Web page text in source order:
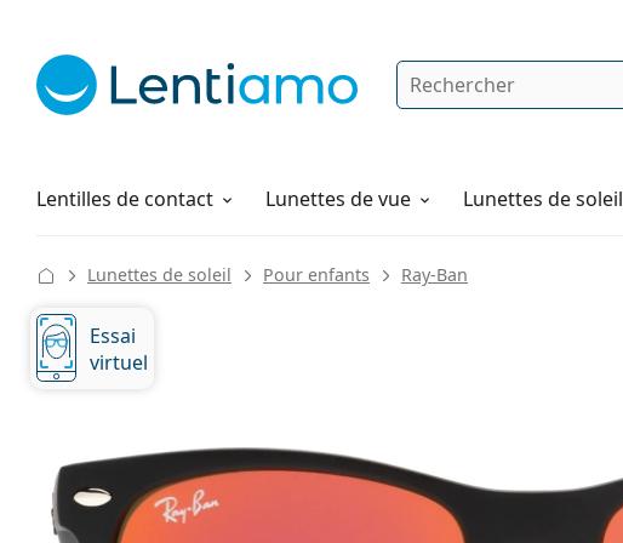
Rechercher
Lentilles de contact
Produits d'entretien Lunettes de vue Lunettes de soleil
Comment commander
Lunettes de soleil Pour enfants Ray-Ban
Essai
virtuel